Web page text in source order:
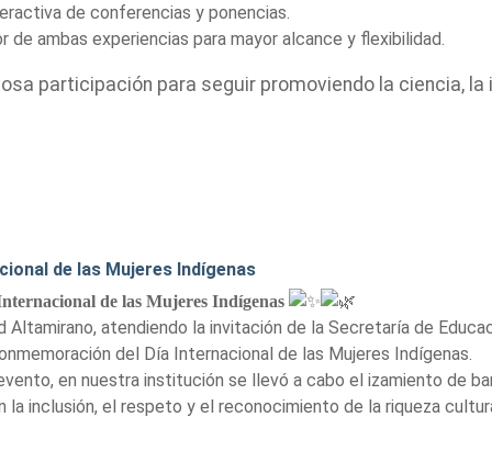
de conferencias y ponencias.
de ambas experiencias para mayor alcance y flexibilidad.
participación para seguir promoviendo la ciencia,
de las Mujeres Indígenas
de las Mujeres Indígenas
atendiendo la invitación de la Secretaría de
del Día Internacional de las Mujeres Indígenas.
en nuestra institución se llevó a cabo el izamiento de
la inclusión, el respeto y el reconocimiento de la riqueza